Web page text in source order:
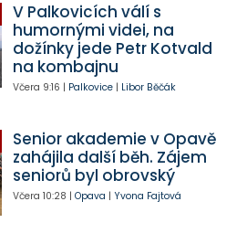
V Palkovicích válí s
humornými videi, na
dožínky jede Petr Kotvald
na kombajnu
Včera 9:16 | Palkovice| Libor Běčák
Senior akademie v Opavě
zahájila další běh. Zájem
seniorů byl obrovský
Včera 10:28 | Opava | Yvona Fajtová